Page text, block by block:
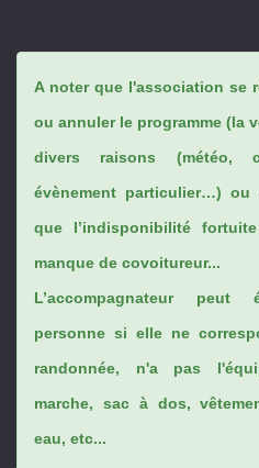
A noter que l'association se
ou annuler le programme (la
divers raisons (météo,
évènement particulier…)
que l’indisponibilité
manque de covoitureur...
L’accompagnateur peut
personne si elle ne
randonnée, n'a pas
marche, sac à dos,
eau, etc...